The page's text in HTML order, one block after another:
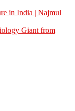
in India | Najmul
Giant from